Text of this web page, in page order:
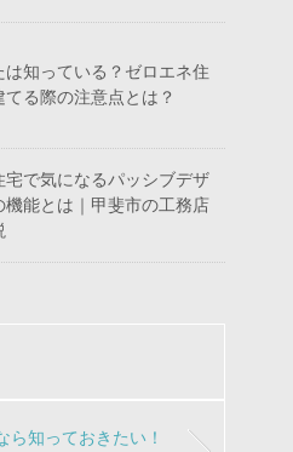
は知っている？ゼロエネ住
てる際の注意点とは？
宅で気になるパッシブデザ
機能とは｜甲斐市の工務店
ら知っておきたい！